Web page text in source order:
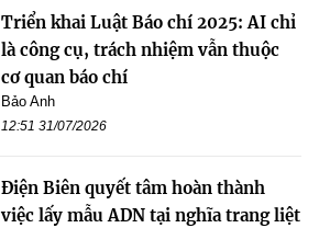
Triển khai Luật Báo chí 2025: AI chỉ
là công cụ, trách nhiệm vẫn thuộc
cơ quan báo chí
Bảo Anh
12:51 31/07/2026
Điện Biên quyết tâm hoàn thành
việc lấy mẫu ADN tại nghĩa trang liệt